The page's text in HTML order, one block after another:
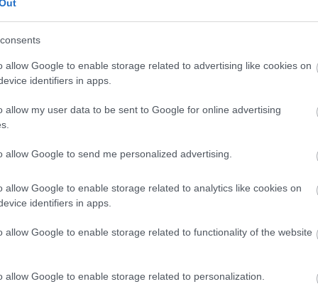
allow Google to enable storage related to advertising like cookies on
identifiers in apps.
allow my user data to be sent to Google for online advertising
allow Google to send me personalized advertising.
allow Google to enable storage related to analytics like cookies on
identifiers in apps.
allow Google to enable storage related to functionality of the website
allow Google to enable storage related to personalization.